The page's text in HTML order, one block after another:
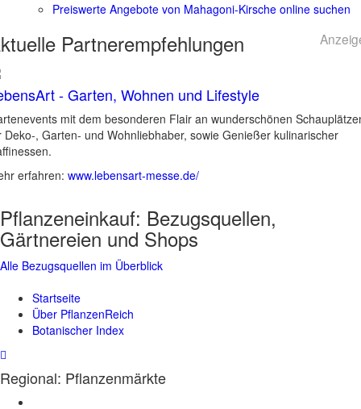
Preiswerte Angebote von Mahagoni-Kirsche online suchen
Partnerempfehlungen
- Garten, Wohnen und Lifestyle
mit dem besonderen Flair an wunderschönen
Deko-, Garten- und Wohnliebhaber, sowie Genießer kulinarischer
erfahren: www.lebensart-messe.de/
Pflanzeneinkauf: Bezugsquellen,
Gärtnereien und Shops
Alle Bezugsquellen im Überblick
Startseite
Über PflanzenReich
Botanischer Index
Regional: Pflanzenmärkte